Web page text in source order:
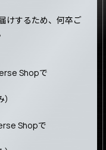
けするため、何卒ご
Shopで
Shopで